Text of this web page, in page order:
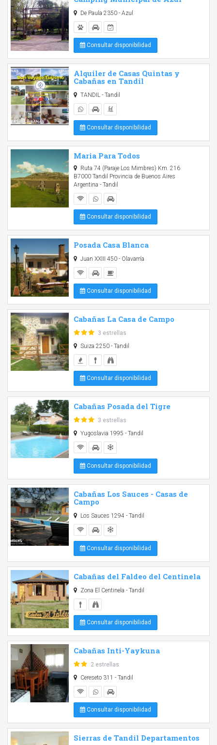
De Paula 2350 - Azul
Consultar disponibilidad
Alquiler de Casas Quintas y
Cabañas en Tandil
TANDIL - Tandil
Consultar disponibilidad
Maria Para Todos
Ruta 74 (Paraje Los Mimbres) Km. 216
B7000 Tandil Provincia de Buenos Aires
Argentina - Tandil
Consultar disponibilidad
Posada Casa Blanca
Juan XXIII 450 - Olavarría
Consultar disponibilidad
Cabañas La Casa de Campo
3 estrellas
Suiza 2250 - Tandil
Consultar disponibilidad
Cabañas Posada del Tigre
3 estrellas
Yugoslavia 1995 - Tandil
Consultar disponibilidad
Cabañas Los Sauces - Casas de
Campo
Los Sauces 1294 - Tandil
Consultar disponibilidad
Cabañas del Faldeo del Centinela
Zona El Centinela - Tandil
Consultar disponibilidad
Cabañas Inti-Yaykuna
2 estrellas
Cereseto 311 - Tandil
Consultar disponibilidad
Sierras de Tandil Departamentos